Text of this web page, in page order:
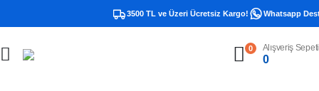
3500 TL ve Üzeri Ücretsiz Kargo! Whatsapp
0 Alışveriş Sepeti
0